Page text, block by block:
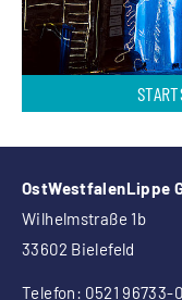
OstWestfalenLippe
Wilhelmstraße 1b
33602 Bielefeld
Telefon: 0521 96733-0